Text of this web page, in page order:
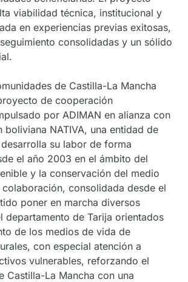
viabilidad técnica, institucional y
en experiencias previas exitosas,
consolidadas y un sólido
de Castilla-La Mancha
de cooperación
por ADIMAN en alianza con
boliviana NATIVA, una entidad de
su labor de forma
el año 2003 en el ámbito del
y la conservación del medio
colaboración, consolidada desde el
poner en marcha diversos
departamento de Tarija orientados
de los medios de vida de
con especial atención a
vulnerables, reforzando el
Castilla-La Mancha con una